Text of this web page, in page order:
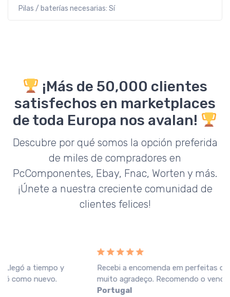
Pilas / baterías necesarias: Sí
¡Más de 50,000 clientes
satisfechos en marketplaces
de toda Europa nos avalan!
Descubre por qué somos la opción preferida
de miles de compradores en
PcComponentes, Ebay, Fnac, Worten y más.
¡Únete a nuestra creciente comunidad de
clientes felices!
Recebi a encomenda em perfeitas condições, o que
muito agradeço. Recomendo o vendedor.Fnac